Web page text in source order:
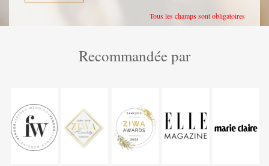
Tous les champs sont obligatoires
Recommandée par